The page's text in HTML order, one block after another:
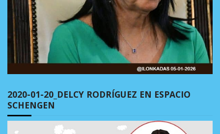
2020-01-20_DELCY RODRÍGUEZ EN ESPACIO
SCHENGEN